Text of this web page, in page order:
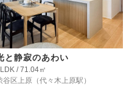
と静寂のあわい
/ 71.04㎡
谷区上原 （代々木上原駅）